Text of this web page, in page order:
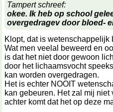
Tampert schreef:
okee. Ik heb op school
overgedragev door bloed-
Klopt, dat is wetenschappelijk
Wat men veelal beweerd en
is dat het niet door gewoon
door het lichaamsvocht
kan worden overgedragen.
Het is echter NOOIT
kan gebeuren. Het zal mij
achter komt dat het op deze